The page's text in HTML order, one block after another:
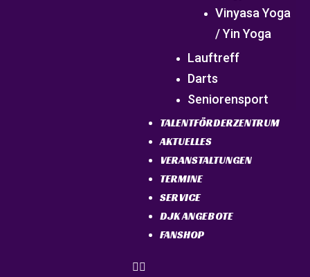
Vinyasa Yoga
/ Yin Yoga
Lauftreff
Darts
Seniorensport
TALENTFÖRDERZENTRUM
AKTUELLES
VERANSTALTUNGEN
TERMINE
SERVICE
DJK ANGEBOTE
FANSHOP